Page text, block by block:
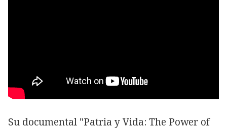
Su documental "Patria y Vida: The Power of